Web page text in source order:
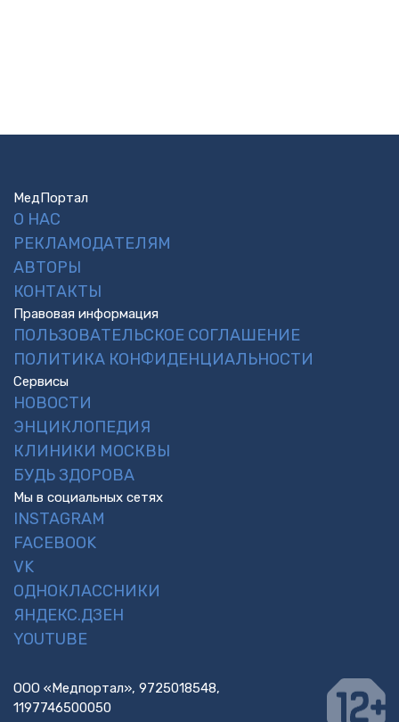
МедПортал
О НАС
РЕКЛАМОДАТЕЛЯМ
АВТОРЫ
КОНТАКТЫ
Правовая информация
ПОЛЬЗОВАТЕЛЬСКОЕ СОГЛАШЕНИЕ
ПОЛИТИКА КОНФИДЕНЦИАЛЬНОСТИ
Сервисы
НОВОСТИ
ЭНЦИКЛОПЕДИЯ
КЛИНИКИ МОСКВЫ
БУДЬ ЗДОРОВА
Мы в социальных сетях
INSTAGRAM
FACEBOOK
VK
ОДНОКЛАССНИКИ
ЯНДЕКС.ДЗЕН
YOUTUBE
ООО «Медпортал», 9725018548,
1197746500050